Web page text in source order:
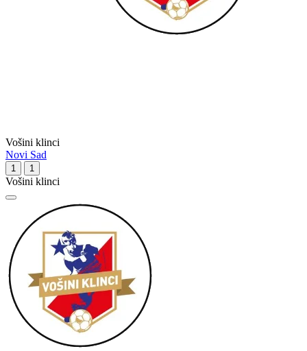
Vošini klinci
Novi Sad
1 1
Vošini klinci